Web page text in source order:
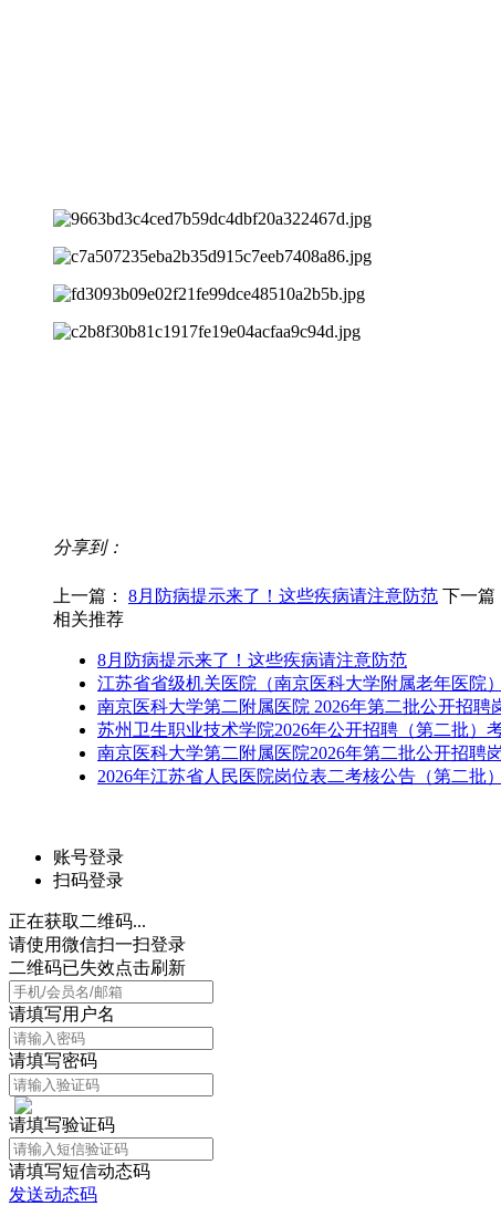
分享到：
上一篇： 8月防病提示来了！这些疾病请注意防范 下一篇
相关推荐
8月防病提示来了！这些疾病请注意防范
江苏省省级机关医院（南京医科大学附属老年医院
南京医科大学第二附属医院 2026年第二批公开招聘
苏州卫生职业技术学院2026年公开招聘（第二批）
南京医科大学第二附属医院2026年第二批公开招聘
2026年江苏省人民医院岗位表二考核公告（第二批）
账号登录
扫码登录
正在获取二维码...
请使用微信扫一扫登录
二维码已失效点击刷新
请填写用户名
请填写密码
请填写验证码
请填写短信动态码
发送动态码